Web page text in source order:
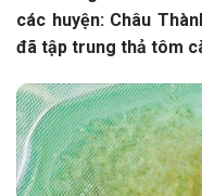
các huyện: Châu
đã tập trung thả tôm